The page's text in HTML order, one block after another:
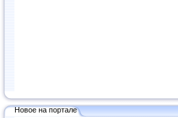
Новое на портале